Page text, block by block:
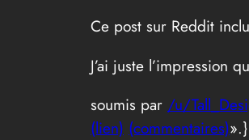
Ce post sur Reddit
J’ai juste l’impression
soumis par /u/
(lien) (commentaires)».}